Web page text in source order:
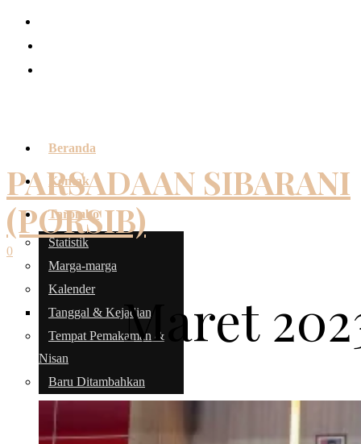
Beranda
Kontak
Tarombo
Statistik
Marga-marga
Kalender
Tanggal & Kejadian
Tempat Pemakaman &
Nisan
Baru Ditambahkan
PARSADAAN SIBARANI
(PORSIB)
0
Maret